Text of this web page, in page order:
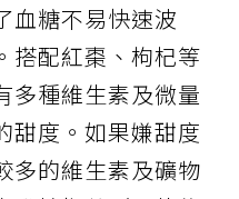
血糖不易快速波
搭配紅棗、枸杞等
多種維生素及微量
甜度。如果嫌甜度
多的維生素及礦物